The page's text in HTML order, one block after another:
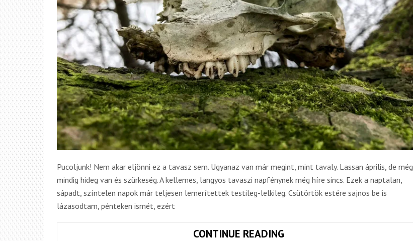
Pucoljunk! Nem akar eljönni ez a tavasz sem. Ugyanaz van már megint, mint tavaly. Lassan április, de még
mindig hideg van és szürkeség. A kellemes, langyos tavaszi napfénynek még híre sincs. Ezek a naptalan,
sápadt, színtelen napok már teljesen lemerítettek testileg-lelkileg. Csütörtök estére sajnos be is
lázasodtam, pénteken ismét, ezért
CONTINUE READINGTAVASZI